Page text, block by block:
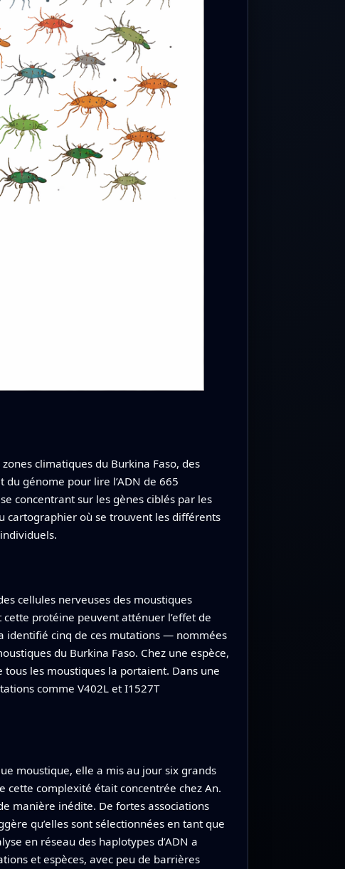
climatiques du Burkina Faso, des
génome pour lire l’ADN de 665
concentrant sur les gènes ciblés par les
cartographier où se trouvent les différents
cellules nerveuses des moustiques
protéine peuvent atténuer l’effet de
identifié cinq de ces mutations — nommées
du Burkina Faso. Chez une espèce,
les moustiques la portaient. Dans une
comme V402L et I1527T
moustique, elle a mis au jour six grands
complexité était concentrée chez An.
manière inédite. De fortes associations
qu’elles sont sélectionnées en tant que
en réseau des haplotypes d’ADN a
et espèces, avec peu de barrières